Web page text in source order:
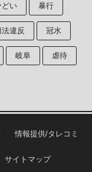
どい 暴行
違反 冠水
岐阜 虐待
情報提供/タレコミ
サイトマップ